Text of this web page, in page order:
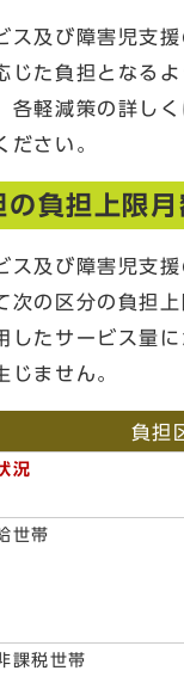
及び障害児支援
じた負担となる
各軽減策の詳し
ださい。
の負担上限月
及び障害児支援
次の区分の負担
したサービス量
じません。
負担
況
世帯
課税世帯